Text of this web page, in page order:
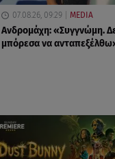
07.08.26, 09:29 MEDIA
Ανδρομάχη: «Συγγνώμη.
μπόρεσα να